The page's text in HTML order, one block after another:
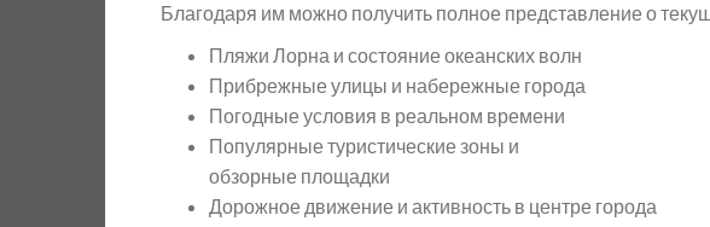
Благодаря им можно получить полное представление о
Пляжи Лорна и состояние океанских волн
Прибрежные улицы и набережные города
Погодные условия в реальном времени
Популярные туристические зоны и
обзорные площадки
Дорожное движение и активность в центре города